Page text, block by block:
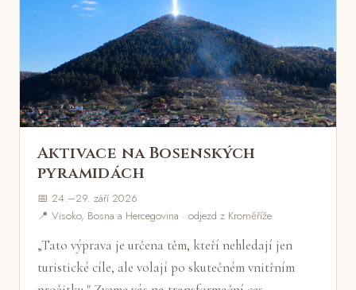
Aktivace na Bosenských
pyramidách
📅 24.–29. září 2026
📍 Visoko, Bosna a Hercegovina · odjezd z Kroměříže
„Tato výprava je určena těm, kteří nehledají jen
turistické cíle, ale volají po skutečném vnitřním